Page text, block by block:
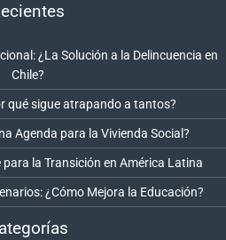
¿La Solución a la Delincuencia en
Chile?
qué sigue atrapando a tantos?
Agenda para la Vivienda Social?
para la Transición en América Latina
¿Cómo Mejora la Educación?